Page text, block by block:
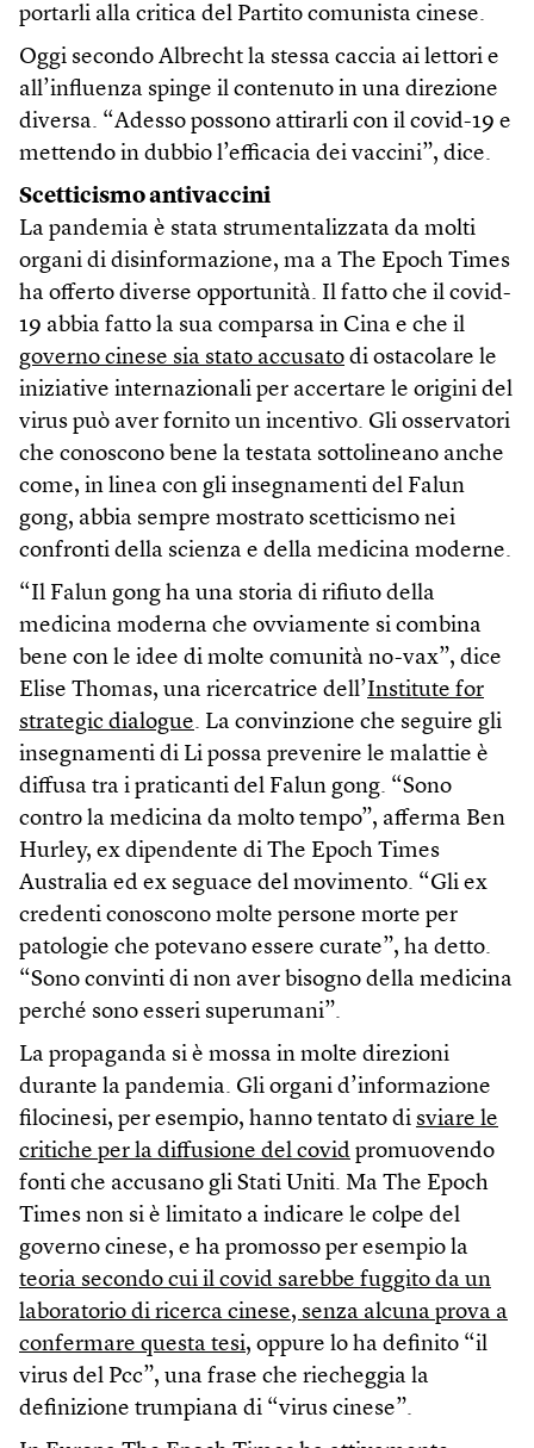
portarli alla critica del Partito comunista cinese.
Oggi secondo Albrecht la stessa caccia ai lettori e
all’influenza spinge il contenuto in una direzione
diversa. “Adesso possono attirarli con il covid-19 e
mettendo in dubbio l’efficacia dei vaccini”, dice.
Scetticismo antivaccini
La pandemia è stata strumentalizzata da molti
organi di disinformazione, ma a The Epoch Times
ha offerto diverse opportunità. Il fatto che il covid-
19 abbia fatto la sua comparsa in Cina e che il
governo cinese sia stato accusato di ostacolare le
iniziative internazionali per accertare le origini del
virus può aver fornito un incentivo. Gli osservatori
che conoscono bene la testata sottolineano anche
come, in linea con gli insegnamenti del Falun
gong, abbia sempre mostrato scetticismo nei
confronti della scienza e della medicina moderne.
“Il Falun gong ha una storia di rifiuto della
medicina moderna che ovviamente si combina
bene con le idee di molte comunità no-vax”, dice
Elise Thomas, una ricercatrice dell’Institute for
strategic dialogue. La convinzione che seguire gli
insegnamenti di Li possa prevenire le malattie è
diffusa tra i praticanti del Falun gong. “Sono
contro la medicina da molto tempo”, afferma Ben
Hurley, ex dipendente di The Epoch Times
Australia ed ex seguace del movimento. “Gli ex
credenti conoscono molte persone morte per
patologie che potevano essere curate”, ha detto.
“Sono convinti di non aver bisogno della medicina
perché sono esseri superumani”.
La propaganda si è mossa in molte direzioni
durante la pandemia. Gli organi d’informazione
filocinesi, per esempio, hanno tentato di sviare le
critiche per la diffusione del covid promuovendo
fonti che accusano gli Stati Uniti. Ma The Epoch
Times non si è limitato a indicare le colpe del
governo cinese, e ha promosso per esempio la
teoria secondo cui il covid sarebbe fuggito da un
laboratorio di ricerca cinese, senza alcuna prova a
confermare questa tesi, oppure lo ha definito “il
virus del Pcc”, una frase che riecheggia la
definizione trumpiana di “virus cinese”.